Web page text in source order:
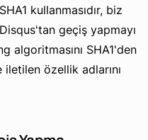
kullanmasıdır, biz
geçiş yapmayı
algoritmasını SHA1'den
özellik adlarını